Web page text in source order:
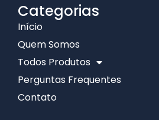
Categorias
Início
Quem Somos
Todos Produtos
Perguntas Frequentes
Contato